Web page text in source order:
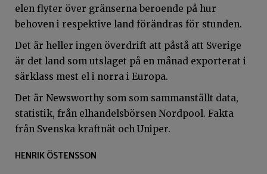
elen flyter över gränserna beroende på hur
behoven i respektive land förändras för stunden.
Det är heller ingen överdrift att påstå att Sverige
är det land som utslaget på en månad exporterat i
särklass mest el i norra i Europa.
Det är Newsworthy som som sammanställt data,
statistik, från elhandelsbörsen Nordpool. Fakta
från Svenska kraftnät och Uniper.
HENRIK ÖSTENSSON